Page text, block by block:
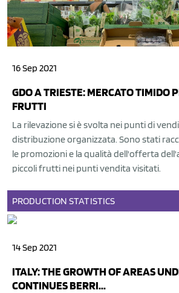
16 Sep 2021
GDO A TRIESTE: MERCATO TIMIDO
FRUTTI
La rilevazione si è svolta nei punti di
distribuzione organizzata. Sono stati
le promozioni e la qualità dell'offerta
piccoli frutti nei punti vendita visitati.
PRODUCTION STATISTICS
14 Sep 2021
ITALY: THE GROWTH OF AREAS
CONTINUES BERRI...